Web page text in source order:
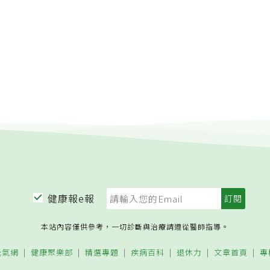
健康報e報
本站內容僅供參考，一切診斷與治療請遵從醫師指導。
網 健康聚樂部 精選專題 疾病百科 退休力 文章首頁